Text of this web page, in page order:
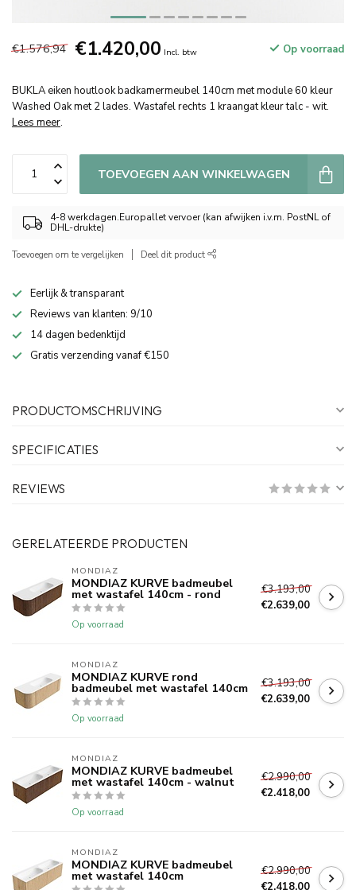
€1.576,94 €1.420,00 Incl. btw Op voorraad
BUKLA eiken houtlook badkamermeubel 140cm met module 60 kleur
Washed Oak met 2 lades. Wastafel rechts 1 kraangat kleur talc - wit.
Lees meer.
TOEVOEGEN AAN WINKELWAGEN
4-8 werkdagen.Europallet vervoer (kan afwijken i.v.m. PostNL of
DHL-drukte)
Toevoegen om te vergelijken Deel dit product
Eerlijk & transparant
Reviews van klanten: 9/10
14 dagen bedenktijd
Gratis verzending vanaf €150
PRODUCTOMSCHRIJVING
SPECIFICATIES
REVIEWS
GERELATEERDE PRODUCTEN
MONDIAZ
MONDIAZ KURVE badmeubel
met wastafel 140cm - rond
Op voorraad
€3.193,00
€2.639,00
MONDIAZ
MONDIAZ KURVE rond
badmeubel met wastafel 140cm
Op voorraad
€3.193,00
€2.639,00
MONDIAZ
MONDIAZ KURVE badmeubel
met wastafel 140cm - walnut
Op voorraad
€2.990,00
€2.418,00
MONDIAZ
MONDIAZ KURVE badmeubel
met wastafel 140cm
€2.990,00
€2.418,00